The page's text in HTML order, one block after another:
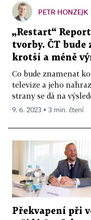
PETR HONZEJK
„Restart“
tvorby. ČT bude
krotší a méně
Co bude znamenat
televize a jeho
strany se dá na
9. 6. 2023 ▪ 3 min. čtení
Překvapení při